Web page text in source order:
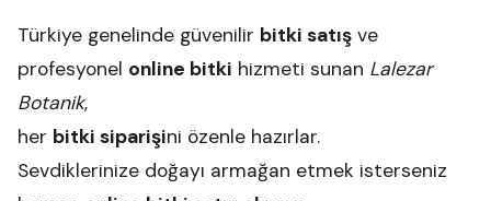
Türkiye genelinde güvenilir bitki satış ve
profesyonel online bitki hizmeti sunan Lalezar
Botanik,
her bitki siparişini özenle hazırlar.
Sevdiklerinize doğayı armağan etmek isterseniz